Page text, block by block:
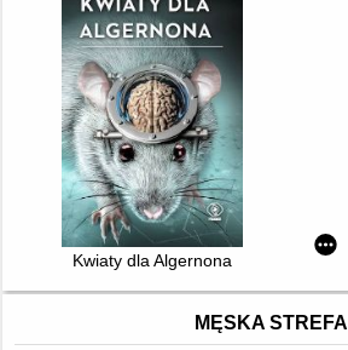
Kwiaty dla Algernona
MĘSKA STREFA